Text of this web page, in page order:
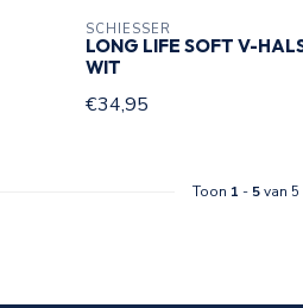
SCHIESSER
LONG LIFE SOFT V-
WIT
€34,95
Toon 1 - 5van 5